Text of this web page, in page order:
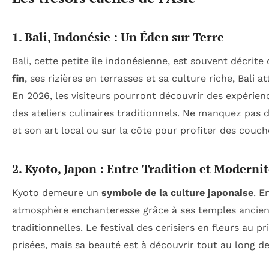
1. Bali, Indonésie : Un Éden sur Terre
Bali, cette petite île indonésienne, est souvent décrite
fin, ses rizières en terrasses et sa culture riche, Bali
En 2026, les visiteurs pourront découvrir des
des ateliers culinaires traditionnels. Ne manquez pas
et son art local ou sur la côte pour profiter des
2. Kyoto, Japon : Entre Tradition et
Kyoto demeure un symbole de la culture japonaise.
atmosphère enchanteresse grâce à ses temples
traditionnelles. Le festival des cerisiers en fleurs au
prisées, mais sa beauté est à découvrir tout au long